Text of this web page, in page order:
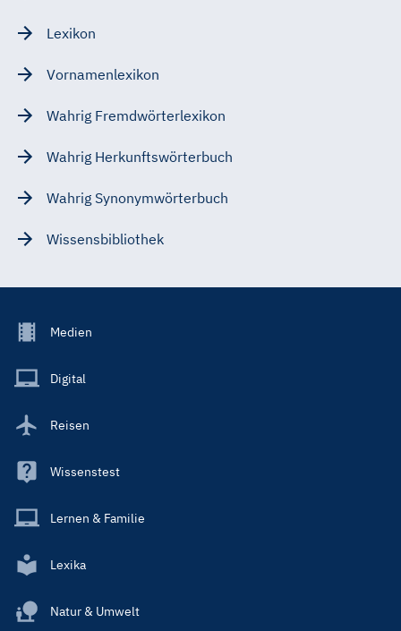
Lexikon
Vornamenlexikon
Wahrig Fremdwörterlexikon
Wahrig Herkunftswörterbuch
Wahrig Synonymwörterbuch
Wissensbibliothek
Footer
Main
Medien
Digital
Reisen
Wissenstest
Lernen & Familie
Lexika
Natur & Umwelt